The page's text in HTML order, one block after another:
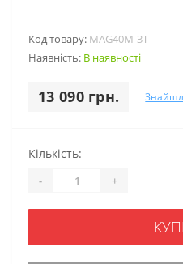
Код товару: MAG40M-3Т
Наявність: В наявності
13 090 грн.
Кількість:
- +